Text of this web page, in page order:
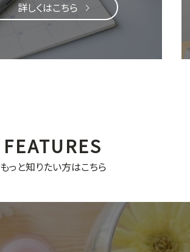
詳しくはこちら
もっと知りたい方はこちら